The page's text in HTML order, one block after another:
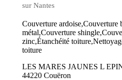
sur Nantes
Couverture ardoise,Couverture
métal,Couverture
zinc,Étanchéité
toiture
LES MARES JAUNES L
44220 Couëron